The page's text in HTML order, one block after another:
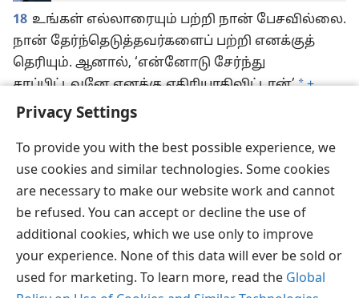
Privacy Settings
To provide you with the best possible experience, we
use cookies and similar technologies. Some cookies
are necessary to make our website work and cannot
be refused. You can accept or decline the use of
additional cookies, which we use only to improve
your experience. None of this data will ever be sold or
used for marketing. To learn more, read the Global
18 உங்கள் எல்லாரையும் பற்றி நான் பேசவில்லை.
நான் தேர்ந்தெடுத்தவர்களைப் பற்றி எனக்குத்
தெரியும். ஆனால், ‘என்னோடு சேர்ந்து
சாப்பிட்டவனே எனக்கு எதிரியாகிவிட்டான்’ * +
என்ற வேதவசனம் நிறைவேற வேண்டும்.
விருப்பங்கள்
Copyright
© 2026 Watch Tower Bible and Tract Society of Pennsylvania
ப்ரைவசி செட்டிங்
உள்நுழையவும்